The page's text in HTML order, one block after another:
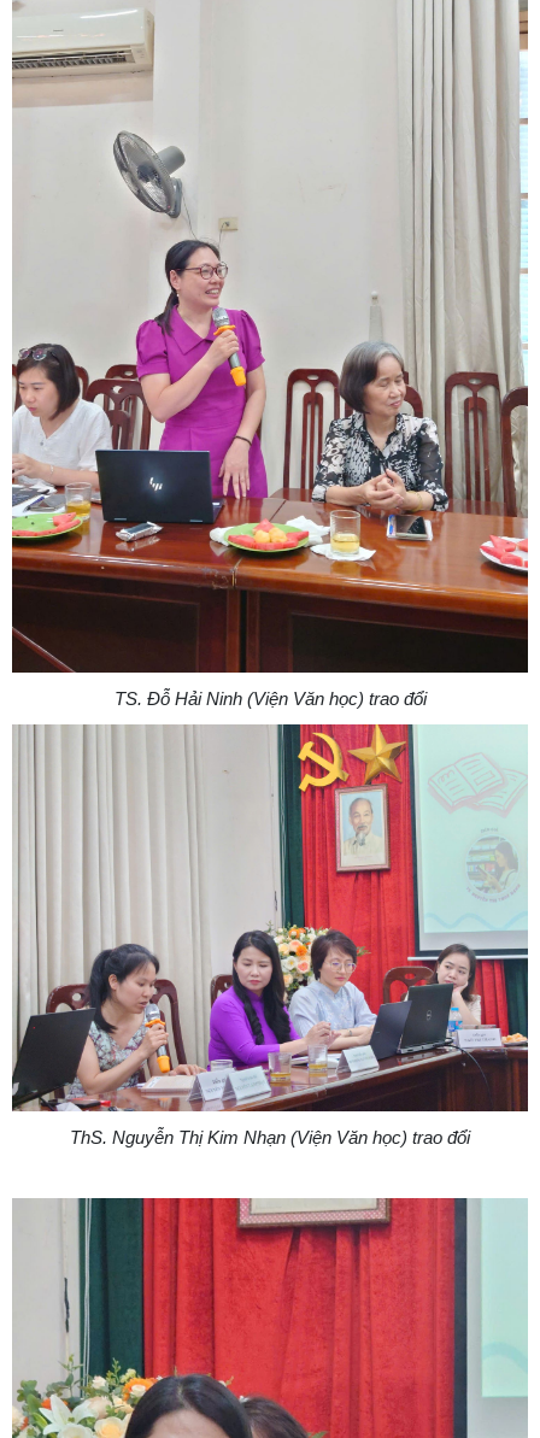
TS. Đỗ Hải Ninh (Viện Văn học) trao đổi
ThS. Nguyễn Thị Kim Nhạn (Viện Văn học) trao đổi